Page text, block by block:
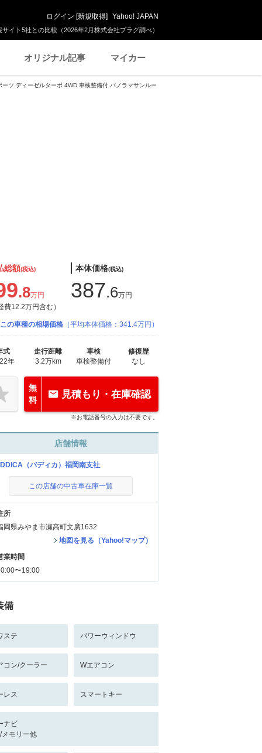
イト5社との比較（2026年2月株式会社プラグ調べ）
ログイン [新規取得] Yahoo! JAPAN
オリジナル記事 マイカー
ツ ディーゼルターボ 4WD 車検整備付 パノラマサンルー
総額(税込)
.8万円
費12.2万円含む）
本体価格(税込)
387.6万円
この車種の相場価格 （平均本体価格：341.4万円）
式
年
走行距離
3.2万km
車検
車検整備付
修復歴
なし
無
料
見積もり・在庫確認
※お電話番号の入力は不要です。
店舗情報
（バディカ）福岡南支社
この店舗の中古車在庫一覧
所
岡県みやま市瀬高町文廣1632
地図を見る（Yahoo!マップ）
業時間
〜19:00
備
ステ パワーウィンドウ
コン/クーラー Wエアコン
レス スマートキー
ナビ
メモリー他